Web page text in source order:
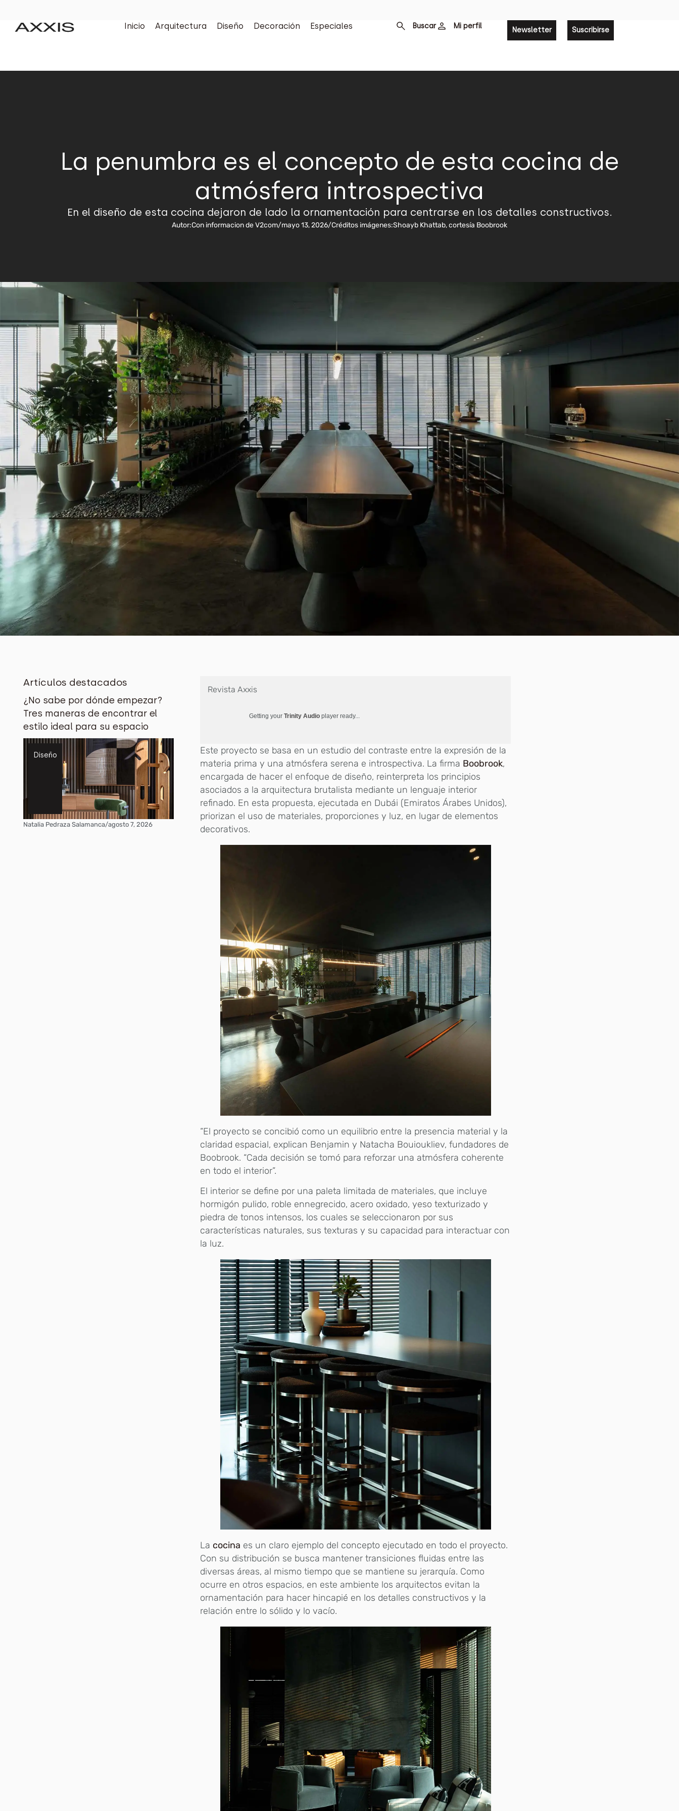
Inicio Arquitectura Diseño Decoración Especiales Buscar Mi perfil Newsletter Suscribirse
La penumbra es el concepto de esta cocina de
atmósfera introspectiva
En el diseño de esta cocina dejaron de lado la ornamentación para centrarse en los detalles constructivos.
Autor:Con informacion de V2com/mayo 13, 2026/Créditos imágenes:Shoayb Khattab, cortesía Boobrook
Artículos destacados
¿No sabe por dónde empezar?
Tres maneras de encontrar el
estilo ideal para su espacio
Diseño
Natalia Pedraza Salamanca/agosto 7, 2026
Revista Axxis
Getting yourTrinity Audio player ready...
Este proyecto se basa en un estudio del contraste entre la expresión de la
materia prima y una atmósfera serena e introspectiva. La firma Boobrook,
encargada de hacer el enfoque de diseño, reinterpreta los principios
asociados a la arquitectura brutalista mediante un lenguaje interior
refinado. En esta propuesta, ejecutada en Dubái (Emiratos Árabes Unidos),
priorizan el uso de materiales, proporciones y luz, en lugar de elementos
decorativos.
“El proyecto se concibió como un equilibrio entre la presencia material y la
claridad espacial, explican Benjamin y Natacha Bouioukliev, fundadores de
Boobrook. “Cada decisión se tomó para reforzar una atmósfera coherente
en todo el interior”.
El interior se define por una paleta limitada de materiales, que incluye
hormigón pulido, roble ennegrecido, acero oxidado, yeso texturizado y
piedra de tonos intensos, los cuales se seleccionaron por sus
características naturales, sus texturas y su capacidad para interactuar con
la luz.
La cocina es un claro ejemplo del concepto ejecutado en todo el proyecto.
Con su distribución se busca mantener transiciones fluidas entre las
diversas áreas, al mismo tiempo que se mantiene su jerarquía. Como
ocurre en otros espacios, en este ambiente los arquitectos evitan la
ornamentación para hacer hincapié en los detalles constructivos y la
relación entre lo sólido y lo vacío.